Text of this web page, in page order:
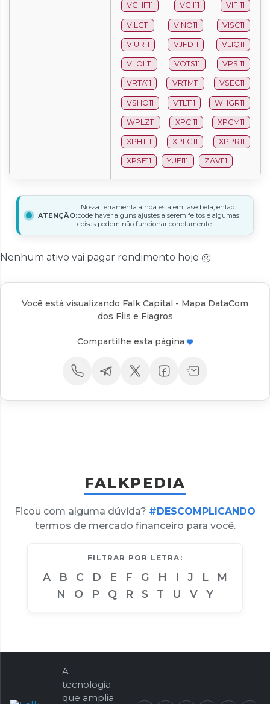
VGHF11 VGII11 VIFI11
VILG11 VINO11 VISC11
VIUR11 VJFD11 VLIQ11
VLOL11 VOTS11 VPSI11
VRTA11 VRTM11 VSEC11
VSHO11 VTLT11 WHGR11
WPLZ11 XPCI11 XPCM11
XPHT11 XPLG11 XPPR11
XPSF11 YUFI11 ZAVI11
ATENÇÃO:
Nossa ferramenta ainda está em fase beta, então
pode haver alguns ajustes a serem feitos e algumas
coisas podem não funcionar corretamente.
Nenhum ativo vai pagar rendimento hoje
Você está visualizando Falk Capital - Mapa DataCom
dos Fiis e Fiagros
Compartilhe esta página
FALKPEDIA
Ficou com alguma dúvida? #DESCOMPLICANDO
termos de mercado financeiro para você.
FILTRAR POR LETRA:
A B C D E F G H I J L
M
N
O P Q R S T U V Y
A
tecnologia
que amplia